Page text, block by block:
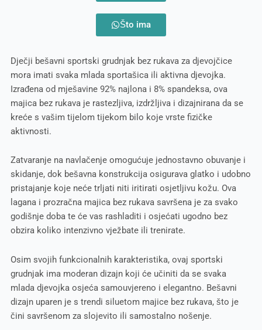
Što ima
Dječji bešavni sportski grudnjak bez rukava za djevojčice
mora imati svaka mlada sportašica ili aktivna djevojka.
Izrađena od mješavine 92% najlona i 8% spandeksa, ova
majica bez rukava je rastezljiva, izdržljiva i dizajnirana da se
kreće s vašim tijelom tijekom bilo koje vrste fizičke
aktivnosti.
Zatvaranje na navlačenje omogućuje jednostavno obuvanje i
skidanje, dok bešavna konstrukcija osigurava glatko i udobno
pristajanje koje neće trljati niti iritirati osjetljivu kožu. Ova
lagana i prozračna majica bez rukava savršena je za svako
godišnje doba te će vas rashladiti i osjećati ugodno bez
obzira koliko intenzivno vježbate ili trenirate.
Osim svojih funkcionalnih karakteristika, ovaj sportski
grudnjak ima moderan dizajn koji će učiniti da se svaka
mlada djevojka osjeća samouvjereno i elegantno. Bešavni
dizajn uparen je s trendi siluetom majice bez rukava, što je
čini savršenom za slojevito ili samostalno nošenje.